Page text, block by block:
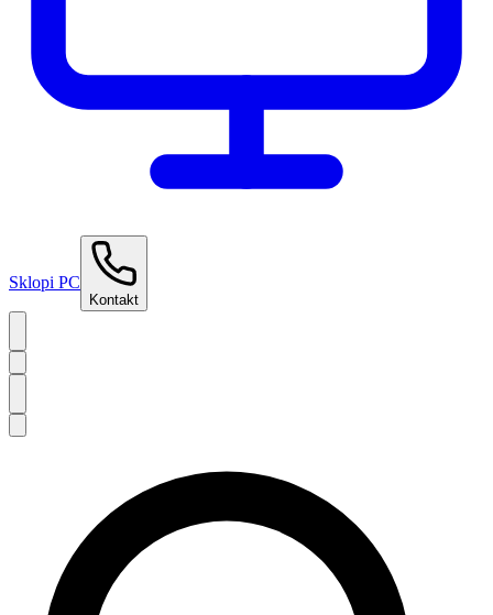
Sklopi PC
Kontakt